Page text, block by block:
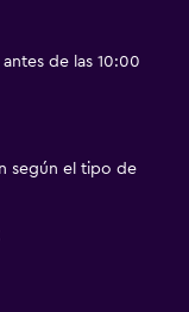
de las 10:00
según el tipo de